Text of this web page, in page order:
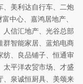
、美利达自行车、二炮
中心、嘉鸿居地产、
人信汇地产、光谷总部
群智能家居、蓝焰电商
纺、良品铺子、恒通审
太平洋农贸市场、才盛
、泉诚恒厨具、美颂来